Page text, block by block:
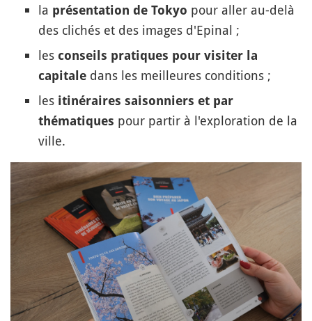
la présentation de Tokyo pour aller au-delà
des clichés et des images d'Epinal ;
les conseils pratiques pour visiter la
capitale dans les meilleures conditions ;
les itinéraires saisonniers et par
thématiques pour partir à l'exploration de la
ville.